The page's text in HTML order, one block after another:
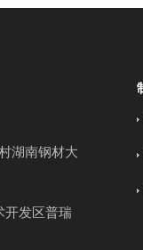
湖南钢材大
开发区普瑞